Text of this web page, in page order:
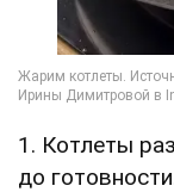
1. Котлеты
до